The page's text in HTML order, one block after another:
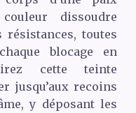
dissoudre
résistances, toutes
blocage en
cette teinte
jusqu’aux recoins
y déposant les